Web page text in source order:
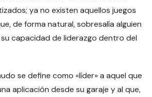
ya no existen aquellos juegos
de forma natural, sobresalía alguien
capacidad de liderazgo dentro del
se define como «líder» a aquel que
aplicación desde su garaje y al que,